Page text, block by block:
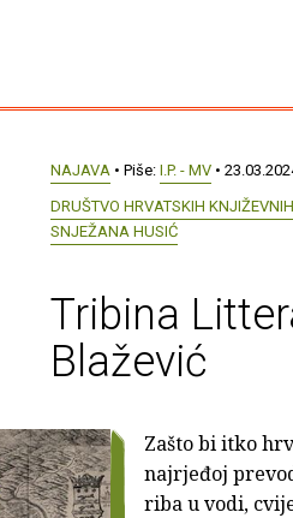
NAJAVA • Piše: I.P. - MV •
DRUŠTVO HRVATSKIH
SNJEŽANA HUSIĆ
Tribina
Blažević
Zašto bi itko
najrjeđoj
riba u vodi,